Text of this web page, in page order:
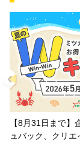
【8月31日まで
ュバック、クリエ